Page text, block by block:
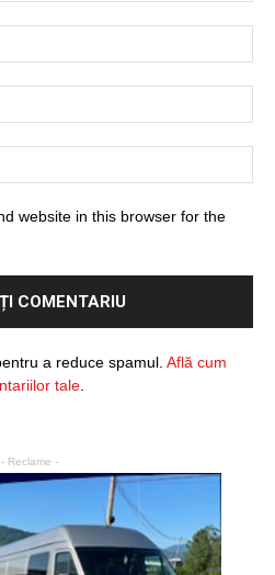
website in this browser for the
a reduce spamul. Află cum
tale
- Reclame -